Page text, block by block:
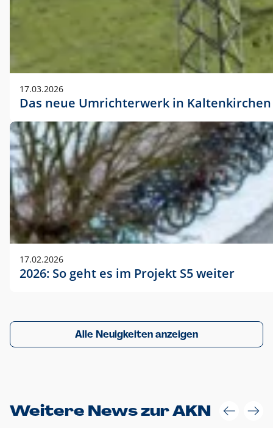
17.03.2026
Das neue Umrichterwerk in Kaltenkirchen
17.02.2026
2026: So geht es im Projekt S5 weiter
Alle Neuigkeiten anzeigen
Weitere News zur AKN